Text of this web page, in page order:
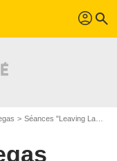
profil search
Séances "Leaving Las Vegas" Ille-et-Vilaine